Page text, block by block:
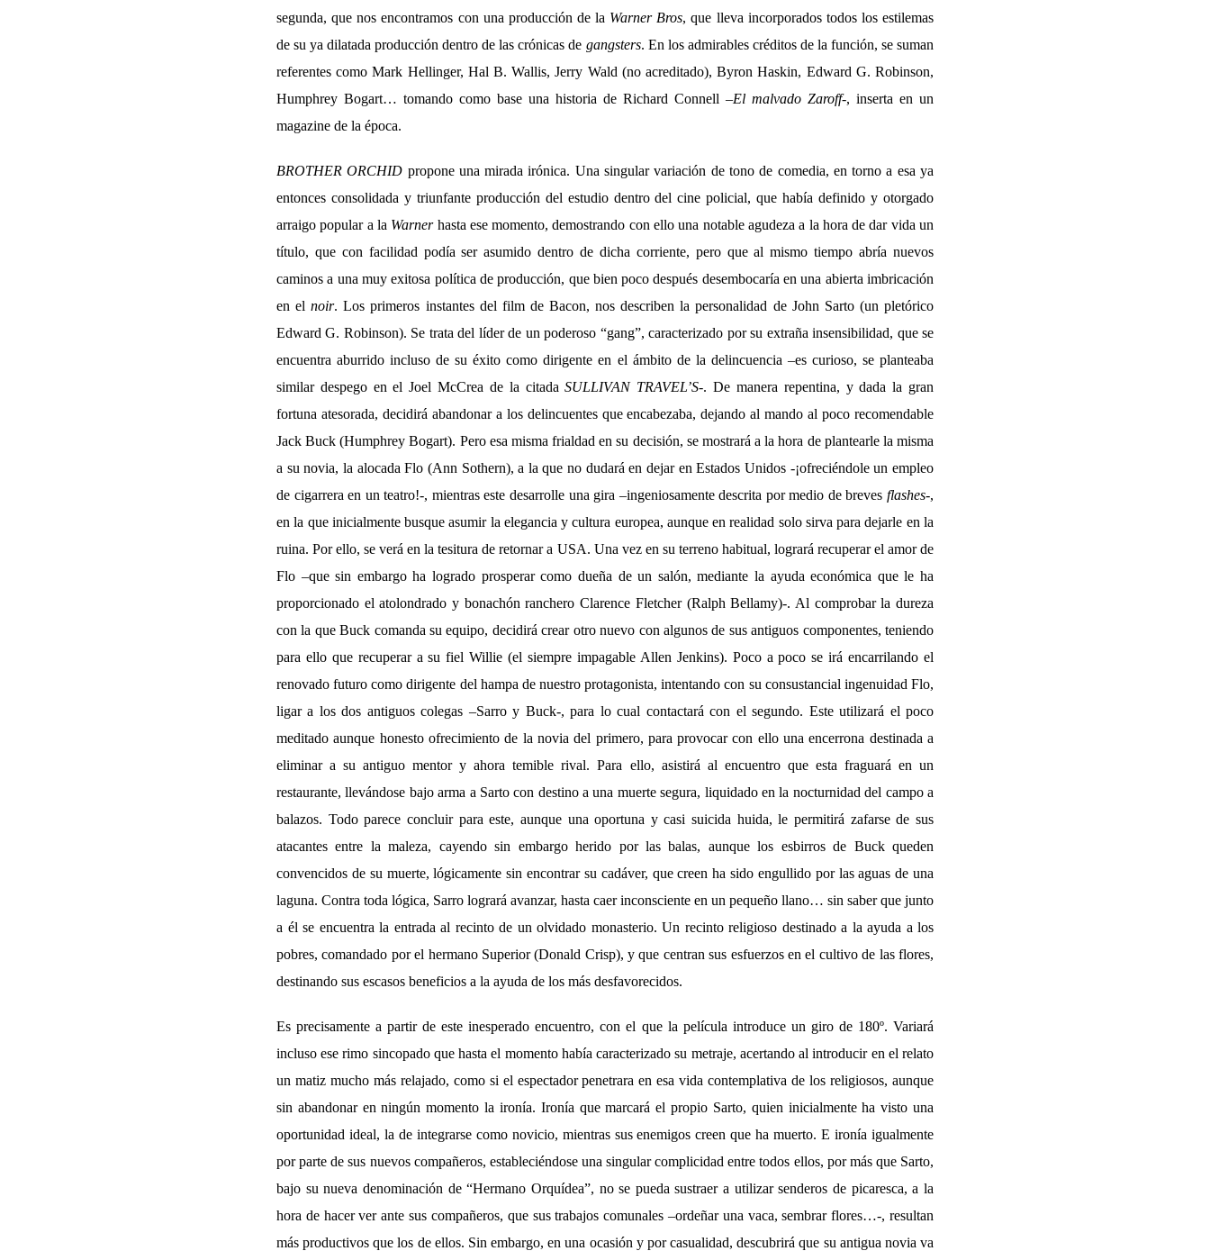
segunda, que nos encontramos con una producción de la Warner Bros, que lleva incorporados todos los estilemas
de su ya dilatada producción dentro de las crónicas de gangsters. En los admirables créditos de la función, se suman
referentes como Mark Hellinger, Hal B. Wallis, Jerry Wald (no acreditado), Byron Haskin, Edward G. Robinson,
Humphrey Bogart… tomando como base una historia de Richard Connell –El malvado Zaroff-, inserta en un
magazine de la época.
BROTHER ORCHID propone una mirada irónica. Una singular variación de tono de comedia, en torno a esa ya
entonces consolidada y triunfante producción del estudio dentro del cine policial, que había definido y otorgado
arraigo popular a la Warner hasta ese momento, demostrando con ello una notable agudeza a la hora de dar vida un
título, que con facilidad podía ser asumido dentro de dicha corriente, pero que al mismo tiempo abría nuevos
caminos a una muy exitosa política de producción, que bien poco después desembocaría en una abierta imbricación
en elnoir. Los primeros instantes del film de Bacon, nos describen la personalidad de John Sarto (un pletórico
Edward G. Robinson). Se trata del líder de un poderoso “gang”, caracterizado por su extraña insensibilidad, que se
encuentra aburrido incluso de su éxito como dirigente en el ámbito de la delincuencia –es curioso, se planteaba
similar despego en el Joel McCrea de la citadaSULLIVAN TRAVEL’S-. De manera repentina, y dada la gran
fortuna atesorada, decidirá abandonar a los delincuentes que encabezaba, dejando al mando al poco recomendable
Jack Buck (Humphrey Bogart). Pero esa misma frialdad en su decisión, se mostrará a la hora de plantearle la misma
a su novia, la alocada Flo (Ann Sothern), a la que no dudará en dejar en Estados Unidos -¡ofreciéndole un empleo
de cigarrera en un teatro!-, mientras este desarrolle una gira –ingeniosamente descrita por medio de breves flashes-,
en la que inicialmente busque asumir la elegancia y cultura europea, aunque en realidad solo sirva para dejarle en la
ruina. Por ello, se verá en la tesitura de retornar a USA. Una vez en su terreno habitual, logrará recuperar el amor de
Flo –que sin embargo ha logrado prosperar como dueña de un salón, mediante la ayuda económica que le ha
proporcionado el atolondrado y bonachón ranchero Clarence Fletcher (Ralph Bellamy)-. Al comprobar la dureza
con la que Buck comanda su equipo, decidirá crear otro nuevo con algunos de sus antiguos componentes, teniendo
para ello que recuperar a su fiel Willie (el siempre impagable Allen Jenkins). Poco a poco se irá encarrilando el
renovado futuro como dirigente del hampa de nuestro protagonista, intentando con su consustancial ingenuidad Flo,
ligar a los dos antiguos colegas –Sarro y Buck-, para lo cual contactará con el segundo. Este utilizará el poco
meditado aunque honesto ofrecimiento de la novia del primero, para provocar con ello una encerrona destinada a
eliminar a su antiguo mentor y ahora temible rival. Para ello, asistirá al encuentro que esta fraguará en un
restaurante, llevándose bajo arma a Sarto con destino a una muerte segura, liquidado en la nocturnidad del campo a
balazos. Todo parece concluir para este, aunque una oportuna y casi suicida huida, le permitirá zafarse de sus
atacantes entre la maleza, cayendo sin embargo herido por las balas, aunque los esbirros de Buck queden
convencidos de su muerte, lógicamente sin encontrar su cadáver, que creen ha sido engullido por las aguas de una
laguna. Contra toda lógica, Sarro logrará avanzar, hasta caer inconsciente en un pequeño llano… sin saber que junto
a él se encuentra la entrada al recinto de un olvidado monasterio. Un recinto religioso destinado a la ayuda a los
pobres, comandado por el hermano Superior (Donald Crisp), y que centran sus esfuerzos en el cultivo de las flores,
destinando sus escasos beneficios a la ayuda de los más desfavorecidos.
Es precisamente a partir de este inesperado encuentro, con el que la película introduce un giro de 180º. Variará
incluso ese rimo sincopado que hasta el momento había caracterizado su metraje, acertando al introducir en el relato
un matiz mucho más relajado, como si el espectador penetrara en esa vida contemplativa de los religiosos, aunque
sin abandonar en ningún momento la ironía. Ironía que marcará el propio Sarto, quien inicialmente ha visto una
oportunidad ideal, la de integrarse como novicio, mientras sus enemigos creen que ha muerto. E ironía igualmente
por parte de sus nuevos compañeros, estableciéndose una singular complicidad entre todos ellos, por más que Sarto,
bajo su nueva denominación de “Hermano Orquídea”, no se pueda sustraer a utilizar senderos de picaresca, a la
hora de hacer ver ante sus compañeros, que sus trabajos comunales –ordeñar una vaca, sembrar flores…-, resultan
más productivos que los de ellos. Sin embargo, en una ocasión y por casualidad, descubrirá que su antigua novia va